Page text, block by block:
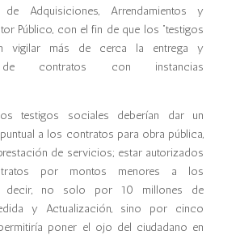
Adquisiciones, Arrendamientos y
Público, con el fin de que los “testigos
vigilar más de cerca la entrega y
de contratos con instancias
testigos sociales deberían dar un
a los contratos para obra pública,
de servicios; estar autorizados
por montos menores a los
decir, no solo por 10 millones de
y Actualización, sino por cinco
poner el ojo del ciudadano en